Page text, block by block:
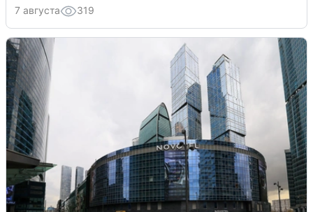
7 августа 319